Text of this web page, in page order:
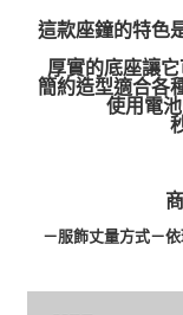
這款座鐘的特色
厚實的底座讓
簡約造型適合各
使用電
－服飾丈量方式－